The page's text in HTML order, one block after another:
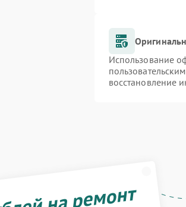
Использование
восстановление